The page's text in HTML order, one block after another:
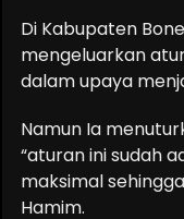
Di Kabupaten
mengeluarkan
dalam upaya
Namun Ia
“aturan ini sudah
maksimal
Hamim.